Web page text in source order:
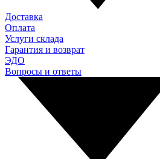
Доставка
Оплата
Услуги склада
Гарантия и возврат
ЭДО
Вопросы и ответы